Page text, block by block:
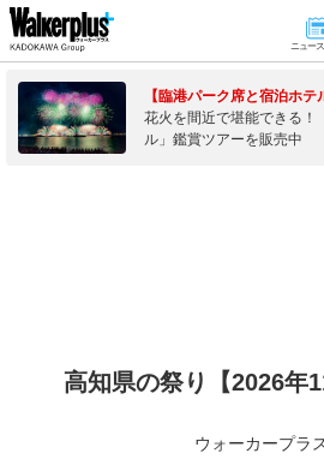
ニュー
【臨港パーク席と宿泊ホテ
花火を間近で堪能できる！
ル」鑑賞ツアーを販売中
高知県の祭り【2026年
ウォーカープラ